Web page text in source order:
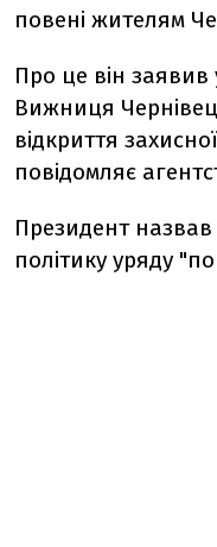
повені жителям
Про це він заявив
Вижниця
відкриття
повідомляє
Президент
політику уряду